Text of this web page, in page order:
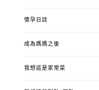
懷孕日誌
成為媽媽之後
我想這是家常菜